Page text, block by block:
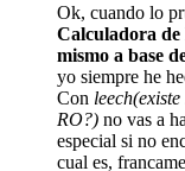
Ok, cuando lo
Calculadora
mismo a base
yo siempre he
Con
RO?) no vas a
especial si no
cual es,